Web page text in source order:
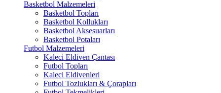
Basketbol Malzemeleri
Basketbol Topları
Basketbol Kollukları
Basketbol Aksesuarları
Basketbol Potaları
Futbol Malzemeleri
Kaleci Eldiven Çantası
Futbol Topları
Kaleci Eldivenleri
Futbol Tozlukları & Çorapları